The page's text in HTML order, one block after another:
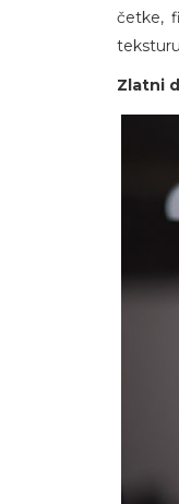
četke,
Zlatni